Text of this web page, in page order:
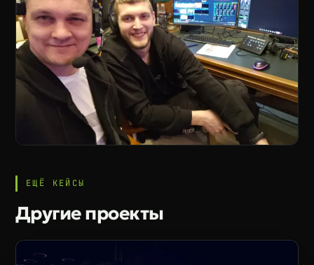
ЕЩЁ КЕЙСЫ
Другие проекты